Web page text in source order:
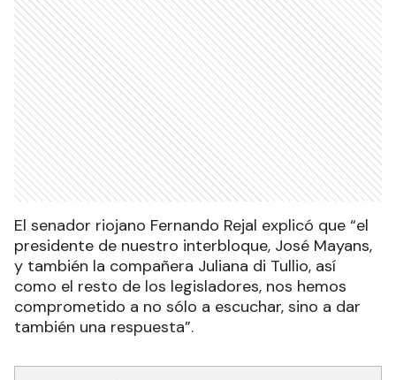
El senador riojano Fernando Rejal explicó que “el
presidente de nuestro interbloque, José Mayans,
y también la compañera Juliana di Tullio, así
como el resto de los legisladores, nos hemos
comprometido a no sólo a escuchar, sino a dar
también una respuesta”.